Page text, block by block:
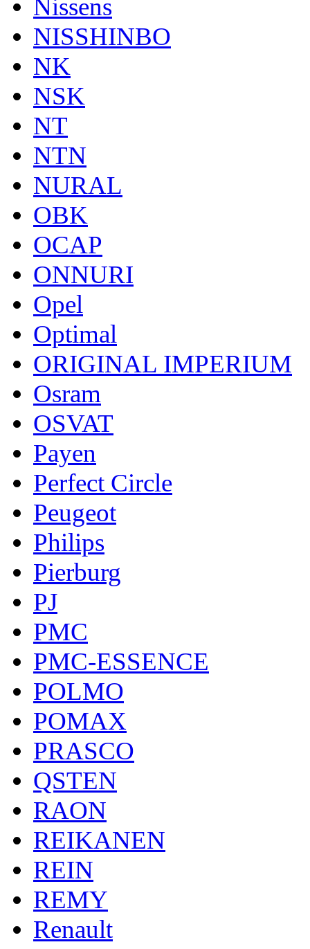
Nissens
NISSHINBO
NK
NSK
NT
NTN
NURAL
OBK
OCAP
ONNURI
Opel
Optimal
ORIGINAL IMPERIUM
Osram
OSVAT
Payen
Perfect Circle
Peugeot
Philips
Pierburg
PJ
PMC
PMC-ESSENCE
POLMO
POMAX
PRASCO
QSTEN
RAON
REIKANEN
REIN
REMY
Renault